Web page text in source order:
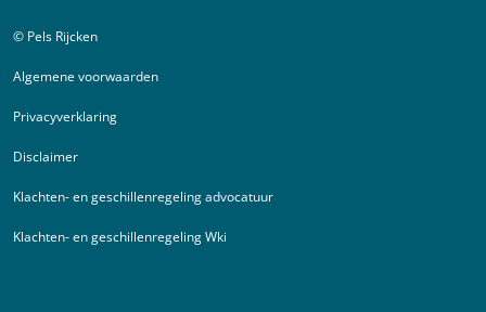
Juridische informatie
© Pels Rijcken
Algemene voorwaarden
Privacyverklaring
Disclaimer
Klachten- en geschillenregeling advocatuur
Klachten- en geschillenregeling Wki